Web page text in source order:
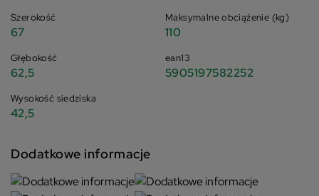
Szerokość
67
Głębokość
62,5
Wysokość siedziska
42,5
Maksymalne obciążenie (kg)
110
ean13
5905197582252
Dodatkowe informacje